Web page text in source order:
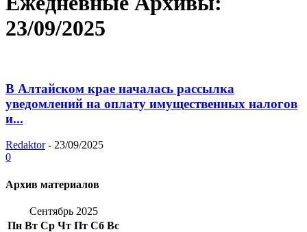
23/09/2025
В Алтайском крае началась рассылка
уведомлений на оплату имущественных налогов
и...
Redaktor - 23/09/2025
0
Архив материалов
Сентябрь 2025
Пн Вт Ср Чт Пт Сб Вс